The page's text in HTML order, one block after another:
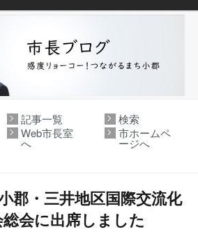
記事一覧
検索
Web市長室
へ
市ホームペ
ージへ
郡・三井地区国際交流化
会に出席しました